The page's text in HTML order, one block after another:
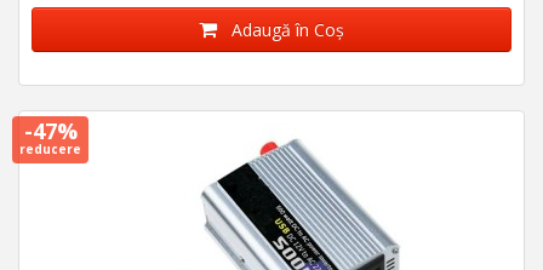
Adaugă în Coş
-47%
reducere